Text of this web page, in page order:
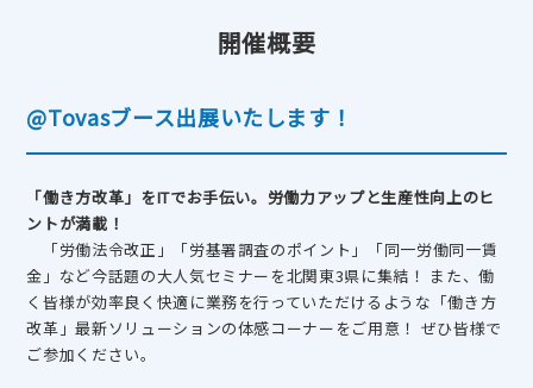
開催概要
@Tovasブース出展いたします！
「働き方改革」をITでお手伝い。労働力アップと生産性向上のヒ
ントが満載！
「労働法令改正」「労基署調査のポイント」「同一労働同一賃
金」など今話題の大人気セミナーを北関東3県に集結！ また、働
く皆様が効率良く快適に業務を行っていただけるような「働き方
改革」最新ソリューションの体感コーナーをご用意！ ぜひ皆様で
ご参加ください。